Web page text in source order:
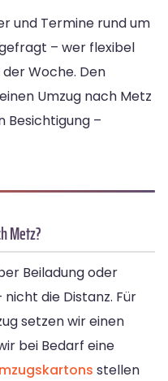
und Termine rund um
– wer flexibel
Woche. Den
Umzug nach Metz
Besichtigung –
Metz?
Beiladung oder
die Distanz. Für
setzen wir einen
bei Bedarf eine
stellen